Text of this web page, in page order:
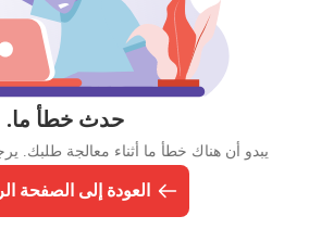
حدث خطأ ما.
يبدو أن هناك خطأ ما أثناء معالجة طلبك.
العودة إلى الصفحة